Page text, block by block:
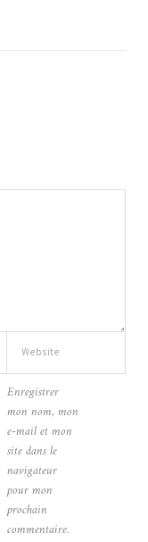
Enregistrer
mon nom, mon
e-mail et mon
site dans le
navigateur
pour mon
prochain
commentaire.